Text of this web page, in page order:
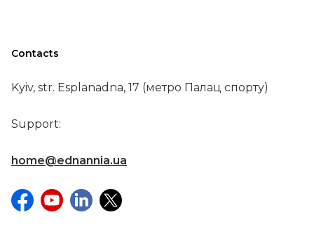
Contacts
Kyiv, str. Esplanadna, 17 (метро Палац спорту)
Support:
home@ednannia.ua